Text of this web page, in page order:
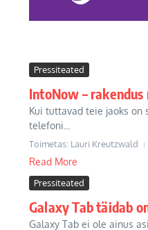
Pressiteated
IntoNow –
Kui tuttavad teie jaoks on
telefoni...
Toimetas: Lauri Kreutzwald
Read More
Pressiteated
Galaxy Tab täidab
Galaxy Tab ei ole ainus